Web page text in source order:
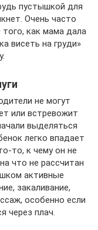
пустышкой для
Очень часто
как мама дала
висеть на груди»
не могут
или встревожит
выделяться
легко впадает
то, к чему он не
что не рассчитан
активные
закаливание,
особенно если
через плач.